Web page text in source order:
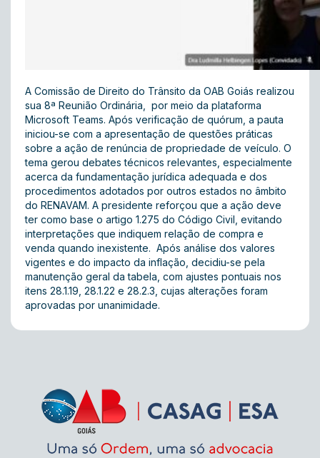
A Comissão de Direito do Trânsito da OAB Goiás realizou
sua 8ª Reunião Ordinária, por meio da plataforma
Microsoft Teams. Após verificação de quórum, a pauta
iniciou-se com a apresentação de questões práticas
sobre a ação de renúncia de propriedade de veículo. O
tema gerou debates técnicos relevantes, especialmente
acerca da fundamentação jurídica adequada e dos
procedimentos adotados por outros estados no âmbito
do RENAVAM. A presidente reforçou que a ação deve
ter como base o artigo 1.275 do Código Civil, evitando
interpretações que indiquem relação de compra e
venda quando inexistente. Após análise dos valores
vigentes e do impacto da inflação, decidiu-se pela
manutenção geral da tabela, com ajustes pontuais nos
itens 28.1.19, 28.1.22 e 28.2.3, cujas alterações foram
aprovadas por unanimidade.